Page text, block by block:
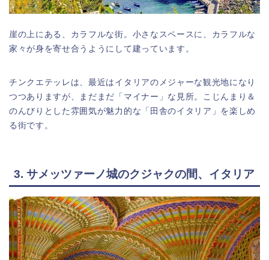
崖の上にある、カラフルな街。小さなスペースに、カラフルな
家々が身を寄せ合うようにして建っています。
チンクエテッレは、最近はイタリアのメジャーな観光地になり
つつありますが、まだまだ「マイナー」な見所。こじんまり＆
のんびりとした雰囲気が魅力的な「田舎のイタリア」を楽しめ
る街です。
3. サメッツァーノ城のクジャクの間、イタリア